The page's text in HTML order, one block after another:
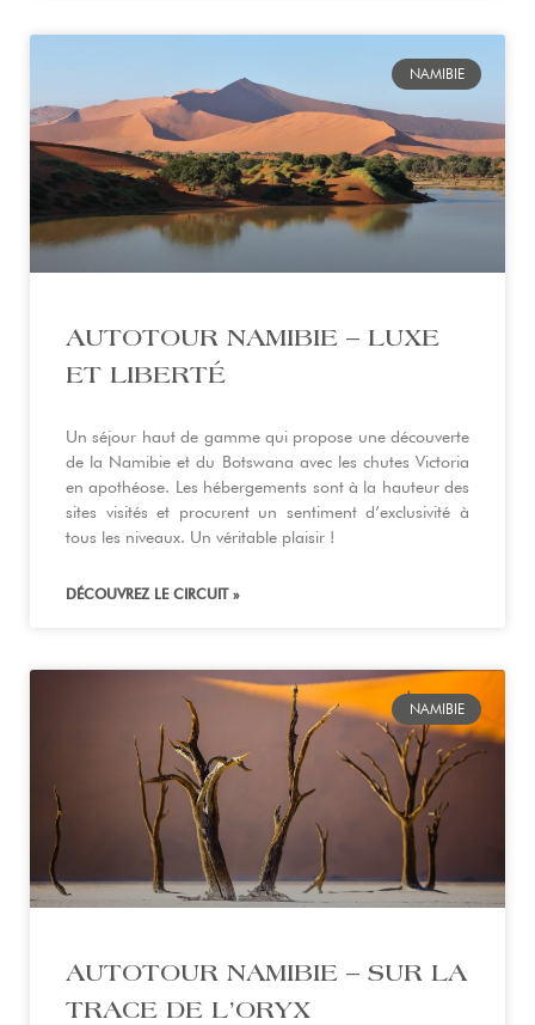
NAMIBIE
AUTOTOUR NAMIBIE – LUXE
ET LIBERTÉ
Un séjour haut de gamme qui propose une découverte
de la Namibie et du Botswana avec les chutes Victoria
en apothéose. Les hébergements sont à la hauteur des
sites visités et procurent un sentiment d’exclusivité à
tous les niveaux. Un véritable plaisir !
DÉCOUVREZ LE CIRCUIT »
NAMIBIE
AUTOTOUR NAMIBIE – SUR LA
TRACE DE L’ORYX